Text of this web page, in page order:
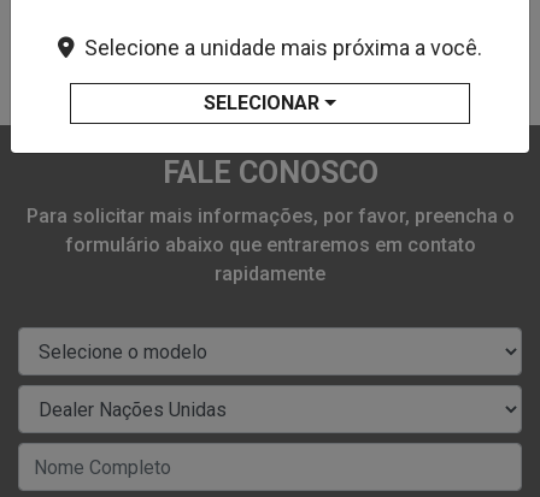
Transparência, Credibilidade, Respeito
FALE CONOSCO
Para solicitar mais informações, por favor, preencha o
formulário abaixo que entraremos em contato
rapidamente
Selecione a unidade mais próxima a você.
SELECIONAR